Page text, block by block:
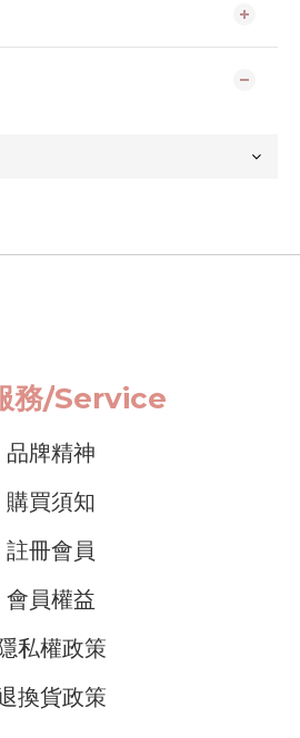
務/Service
品牌精神
購買須知
註冊會員
會員權益
私權政策
換貨政策